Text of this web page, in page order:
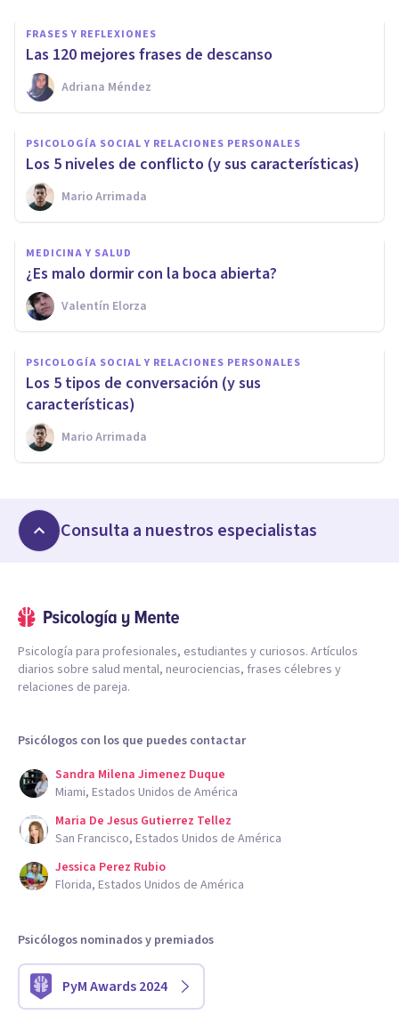
FRASES Y REFLEXIONES
Las 120 mejores frases de descanso
Adriana Méndez
PSICOLOGÍA SOCIAL Y RELACIONES PERSONALES
Los 5 niveles de conflicto (y sus características)
Mario Arrimada
MEDICINA Y SALUD
¿Es malo dormir con la boca abierta?
Valentín Elorza
PSICOLOGÍA SOCIAL Y RELACIONES PERSONALES
Los 5 tipos de conversación (y sus
características)
Mario Arrimada
Consulta a nuestros especialistas
Psicología para profesionales, estudiantes y curiosos. Artículos
diarios sobre salud mental, neurociencias, frases célebres y
relaciones de pareja.
Psicólogos con los que puedes contactar
Sandra Milena Jimenez Duque
Miami, Estados Unidos de América
Maria De Jesus Gutierrez Tellez
San Francisco, Estados Unidos de América
Jessica Perez Rubio
Florida, Estados Unidos de América
Psicólogos nominados y premiados
PyM Awards 2024